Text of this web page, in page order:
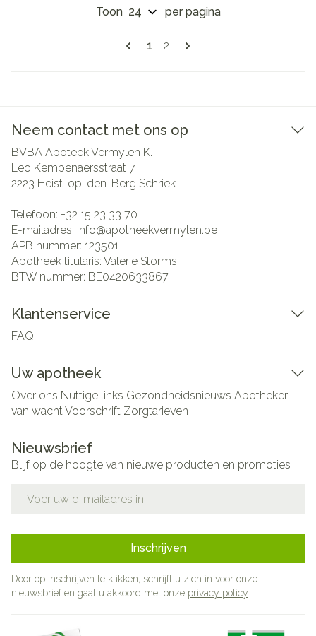
Pagina's
U lees momenteel pagina
1 Pagina
2
Toon per pagina
Neem contact met ons op
BVBA Apoteek Vermylen K.
Leo Kempenaersstraat 7
2223 Heist-op-den-Berg Schriek
Telefoon: +32 15 23 33 70
E-mailadres: info@apotheekvermylen.be
APB nummer: 123501
Apotheek titularis: Valerie Storms
BTW nummer: BE0420633867
Klantenservice
FAQ
Uw apotheek
Over ons Nuttige links Gezondheidsnieuws Apotheker
van wachtVoorschrift Zorgtarieven
Nieuwsbrief
Blijf op de hoogte van nieuwe producten en promoties
Inschrijven
Door op inschrijven te klikken, schrijft u zich in voor onze
nieuwsbrief en gaat u akkoord met onze privacy policy